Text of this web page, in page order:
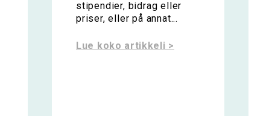
stipendier, bidrag eller
priser, eller på annat...
Lue koko artikkeli >